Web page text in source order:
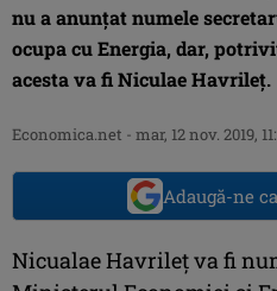
nu a anunţat numele
ocupa cu Energia, dar,
acesta va fi Niculae Havrileţ.
Economica.net - mar, 12 nov. 2019,
Adaugă-ne
Nicualae Havrileţ va fi